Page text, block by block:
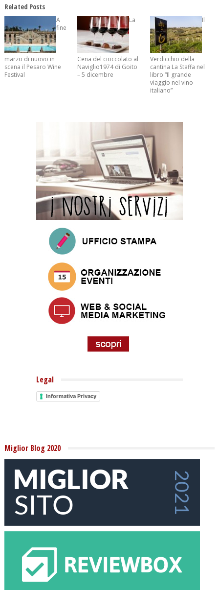
Related Posts
A
fine
marzo di nuovo in
scena il Pesaro Wine
Festival
La
Cena del cioccolato al
Naviglio1974 di Goito
– 5 dicembre
Il
Verdicchio della
cantina La Staffa nel
libro “Il grande
viaggio nel vino
italiano”
Legal
Informativa Privacy
Miglior Blog 2020